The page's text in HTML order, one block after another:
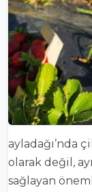
ayladağı’nda
olarak değil,
sağlayan